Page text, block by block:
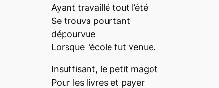
Ayant travaillé tout l’été
Se trouva pourtant
dépourvue
Lorsque l’école fut venue.
Insuffisant, le petit magot
Pour les livres et payer